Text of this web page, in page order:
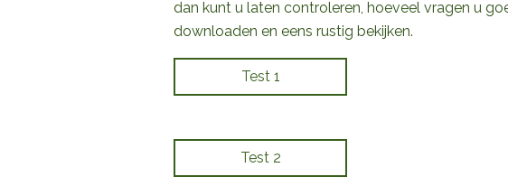
dan kunt u laten controleren, hoeveel vragen u
downloaden en eens rustig bekijken.
Test 1
Test 2